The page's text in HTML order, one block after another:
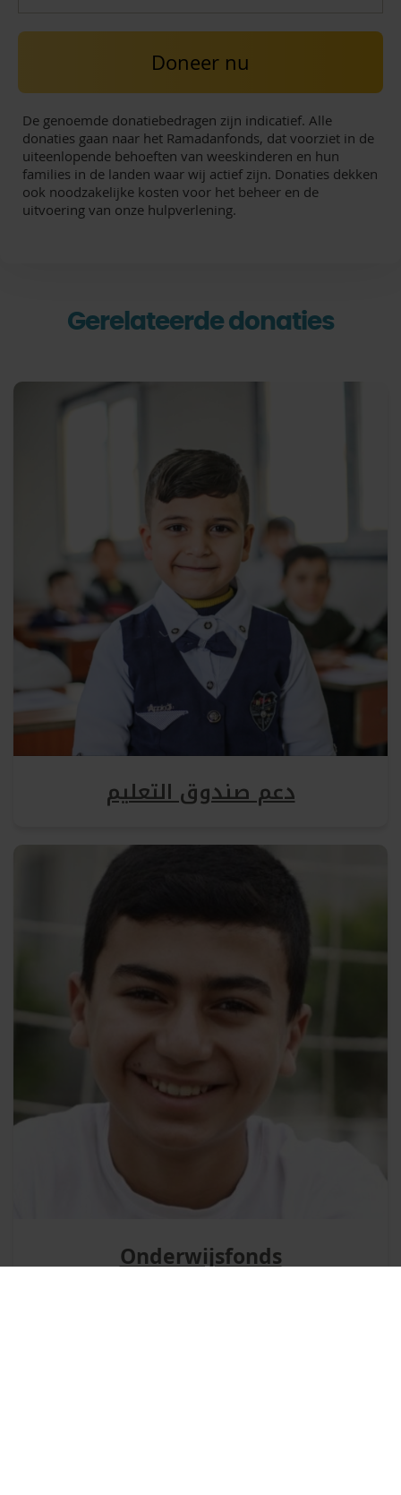
Doneer nu
De genoemde donatiebedragen zijn indicatief. Alle
donaties gaan naar het Ramadanfonds, dat voorziet in de
uiteenlopende behoeften van weeskinderen en hun
families in de landen waar wij actief zijn. Donaties dekken
ook noodzakelijke kosten voor het beheer en de
uitvoering van onze hulpverlening.
Gerelateerde donaties
دعم صندوق التعليم
Onderwijsfonds